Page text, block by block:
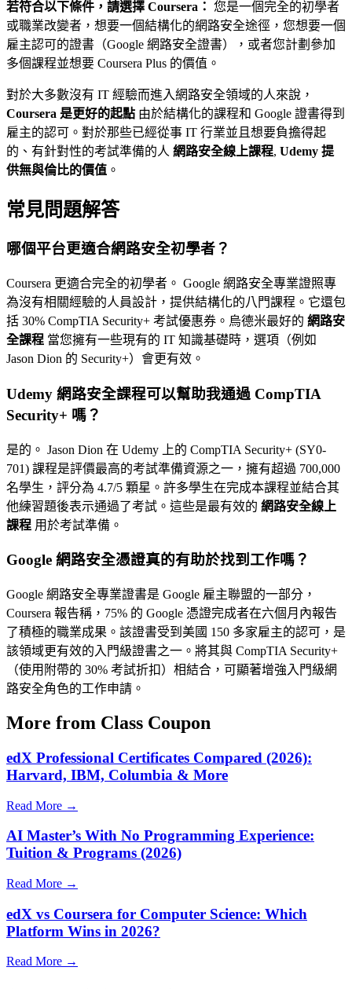
若符合以下條件，請選擇 Coursera： 您是一個完全的初學者
或職業改變者，想要一個結構化的網路安全途徑，您想要一個
雇主認可的證書（Google 網路安全證書），或者您計劃參加
多個課程並想要 Coursera Plus 的價值。
對於大多數沒有 IT 經驗而進入網路安全領域的人來說，
Coursera 是更好的起點 由於結構化的課程和 Google 證書得到
雇主的認可。對於那些已經從事 IT 行業並且想要負擔得起
的、有針對性的考試準備的人 網路安全線上課程, Udemy 提
供無與倫比的價值 。
常見問題解答
哪個平台更適合網路安全初學者？
Coursera 更適合完全的初學者。 Google 網路安全專業證照專
為沒有相關經驗的人員設計，提供結構化的八門課程。它還包
括 30% CompTIA Security+ 考試優惠券。烏德米最好的 網路安
全課程 當您擁有一些現有的 IT 知識基礎時，選項（例如
Jason Dion 的 Security+）會更有效。
Udemy 網路安全課程可以幫助我通過 CompTIA
Security+ 嗎？
是的。 Jason Dion 在 Udemy 上的 CompTIA Security+ (SY0-
701) 課程是評價最高的考試準備資源之一，擁有超過 700,000
名學生，評分為 4.7/5 顆星。許多學生在完成本課程並結合其
他練習題後表示通過了考試。這些是最有效的 網路安全線上
課程 用於考試準備。
Google 網路安全憑證真的有助於找到工作嗎？
Google 網路安全專業證書是 Google 雇主聯盟的一部分，
Coursera 報告稱，75% 的 Google 憑證完成者在六個月內報告
了積極的職業成果。該證書受到美國 150 多家雇主的認可，是
該領域更有效的入門級證書之一。將其與 CompTIA Security+
（使用附帶的 30% 考試折扣）相結合，可顯著增強入門級網
路安全角色的工作申請。
More from Class Coupon
edX Professional Certificates Compared (2026):
Harvard, IBM, Columbia & More
Read More →
AI Master’s With No Programming Experience:
Tuition & Programs (2026)
Read More →
edX vs Coursera for Computer Science: Which
Platform Wins in 2026?
Read More →